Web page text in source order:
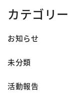
カテゴリー
お知らせ
未分類
活動報告